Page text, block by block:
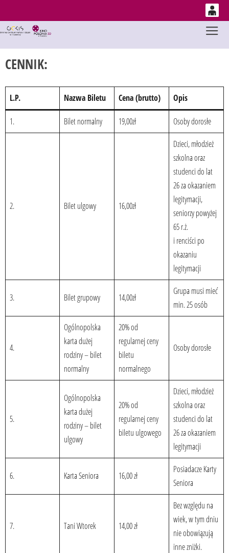
PLN
CENNIK:
L.P. Nazwa Biletu Cena (brutto) Opis
1. Bilet normalny 19,00zł Osoby dorosłe
2. Bilet ulgowy 16,00zł
Dzieci, młodzież
szkolna oraz
studenci do lat
26 za okazaniem
legitymacji,
seniorzy powyżej
65 r.ż.
i renciści po
okazaniu
legitymacji
3. Bilet grupowy 14,00zł
Grupa musi mieć
min. 25 osób
4.
Ogólnopolska
karta dużej
rodziny – bilet
normalny
20% od
regularnej ceny
biletu
normalnego
Osoby dorosłe
5.
Ogólnopolska
karta dużej
rodziny – bilet
ulgowy
20% od
regularnej ceny
biletu ulgowego
Dzieci, młodzież
szkolna oraz
studenci do lat
26 za okazaniem
legitymacji
6. Karta Seniora 16,00 zł
Posiadacze Karty
Seniora
7. Tani Wtorek 14,00 zł
Bez względu na
wiek, w tym dniu
nie obowiązują
inne zniżki.